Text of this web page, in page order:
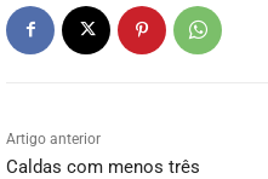
Artigo anterior
Caldas com menos três